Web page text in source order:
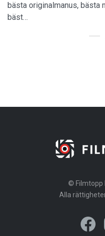
bästa originalmanus, bästa
bäst…
© Filmtopp
Alla